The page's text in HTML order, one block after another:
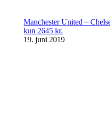
Manchester United –
kun 2645 kr.
19. juni 2019